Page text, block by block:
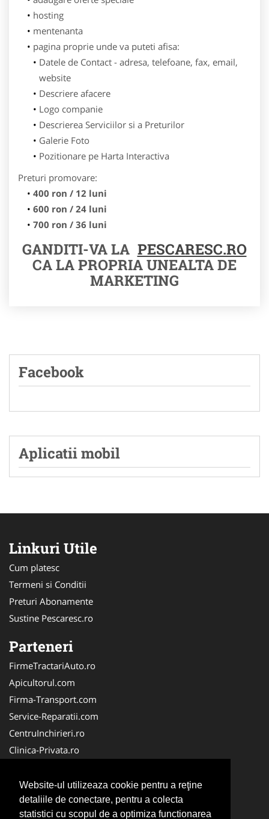
Website-ul utilizeaza cookie pentru a reţine
detaliile de conectare, pentru a colecta
statistici cu scopul de a optimiza functionarea
hosting
mentenanta
pagina proprie unde va puteti afisa:
Datele de Contact - adresa, telefoane, fax, email,
website
Descriere afacere
Logo companie
Descrierea Serviciilor si a Preturilor
Galerie Foto
Pozitionare pe Harta Interactiva
Preturi promovare:
400 ron / 12 luni
600 ron / 24 luni
700 ron / 36 luni
GANDITI-VA LA PESCARESC.RO
CA LA PROPRIA UNEALTA DE
MARKETING
Facebook
Aplicatii mobil
Linkuri Utile
Cum platesc
Termeni si Conditii
Preturi Abonamente
Sustine Pescaresc.ro
Parteneri
FirmeTractariAuto.ro
Apicultorul.com
Firma-Transport.com
Service-Reparatii.com
CentruInchirieri.ro
Clinica-Privata.ro
Servicii-DDD.com
Birouri-Cadastru.ro